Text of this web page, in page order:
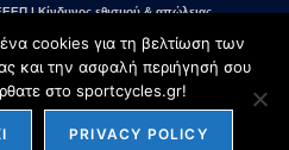
| Κίνδυνος εθισμού & απώλειας
cookies για τη βελτίωση των
και την ασφαλή περιήγησή σου
στο sportcycles.gr!
PRIVACY POLICY